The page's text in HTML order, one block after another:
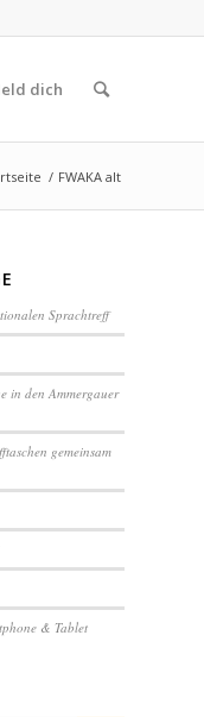
dich
/ FWAKA alt
Sprachtreff
in den Ammergauer
gemeinsam
& Tablet